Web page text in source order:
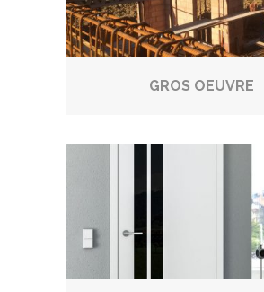
GROS OEUVRE